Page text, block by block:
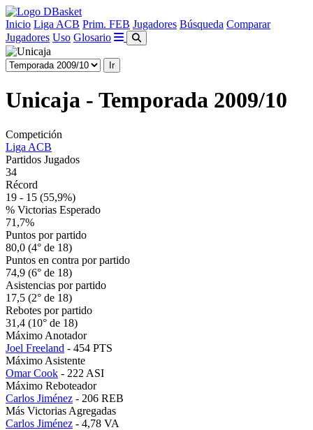
Inicio Liga ACB Prim. FEB Jugadores Búsqueda Comparar
Jugadores Uso Glosario
Unicaja - Temporada 2009/10
Competición
Liga ACB
Partidos Jugados
34
Récord
19 - 15 (55,9%)
% Victorias Esperado
71,7%
Puntos por partido
80,0 (4° de 18)
Puntos en contra por partido
74,9 (6° de 18)
Asistencias por partido
17,5 (2° de 18)
Rebotes por partido
31,4 (10° de 18)
Máximo Anotador
Joel Freeland - 454 PTS
Máximo Asistente
Omar Cook - 222 ASI
Máximo Reboteador
Carlos Jiménez - 206 REB
Más Victorias Agregadas
Carlos Jiménez - 4,78 VA